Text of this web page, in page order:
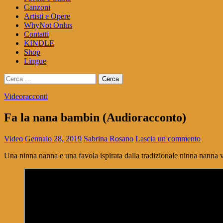
Canzoni
Artisti e Opere
WhyNot Onlus
Contatti
KINDLE
Shop
Lingue
Ricerca
per:
Videoracconti
Fa la nana bambin (Audioracconto)
Video Gennaio 28, 2019 Sabrina Rosano Lascia un commento
Una ninna nanna e una favola ispirata dalla tradizionale ninna nanna